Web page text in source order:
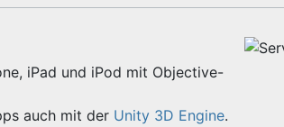
iPad und iPod mit Objective-
auch mit der Unity 3D Engine.